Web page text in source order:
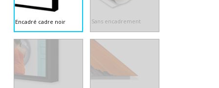
Encadré cadre noir Sans encadrement